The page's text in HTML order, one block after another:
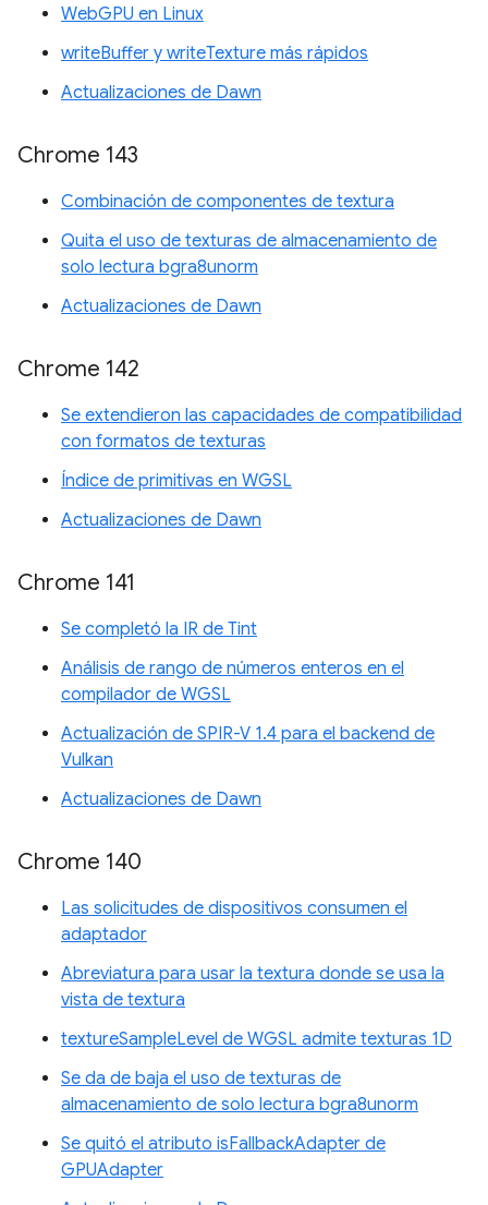
WebGPU en Linux
writeBuffer y writeTexture más rápidos
Actualizaciones de Dawn
Chrome 143
Combinación de componentes de textura
Quita el uso de texturas de almacenamiento de
solo lectura bgra8unorm
Actualizaciones de Dawn
Chrome 142
Se extendieron las capacidades de compatibilidad
con formatos de texturas
Índice de primitivas en WGSL
Actualizaciones de Dawn
Chrome 141
Se completó la IR de Tint
Análisis de rango de números enteros en el
compilador de WGSL
Actualización de SPIR-V 1.4 para el backend de
Vulkan
Actualizaciones de Dawn
Chrome 140
Las solicitudes de dispositivos consumen el
adaptador
Abreviatura para usar la textura donde se usa la
vista de textura
textureSampleLevel de WGSL admite texturas 1D
Se da de baja el uso de texturas de
almacenamiento de solo lectura bgra8unorm
Se quitó el atributo isFallbackAdapter de
GPUAdapter